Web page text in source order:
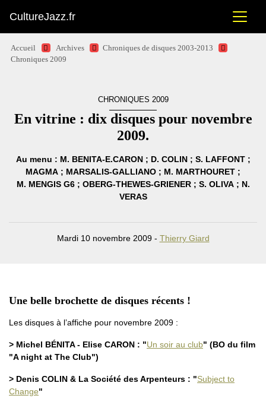
CultureJazz.fr
Accueil Archives
Chroniques de disques 2003-2013
Chroniques 2009
CHRONIQUES 2009
En vitrine : dix disques pour novembre
2009.
Au menu : M. BENITA-E.CARON ; D. COLIN ; S. LAFFONT ;
MAGMA ; MARSALIS-GALLIANO ; M. MARTHOURET ;
M. MENGIS G6 ; OBERG-THEWES-GRIENER ; S. OLIVA ; N.
VERAS
Mardi 10 novembre 2009 - Thierry Giard
Une belle brochette de disques récents !
Les disques à l’affiche pour novembre 2009 :
> Michel BÉNITA - Elise CARON : "Un soir au club" (BO du film
"A night at The Club")
> Denis COLIN & La Société des Arpenteurs : "Subject to
Change"